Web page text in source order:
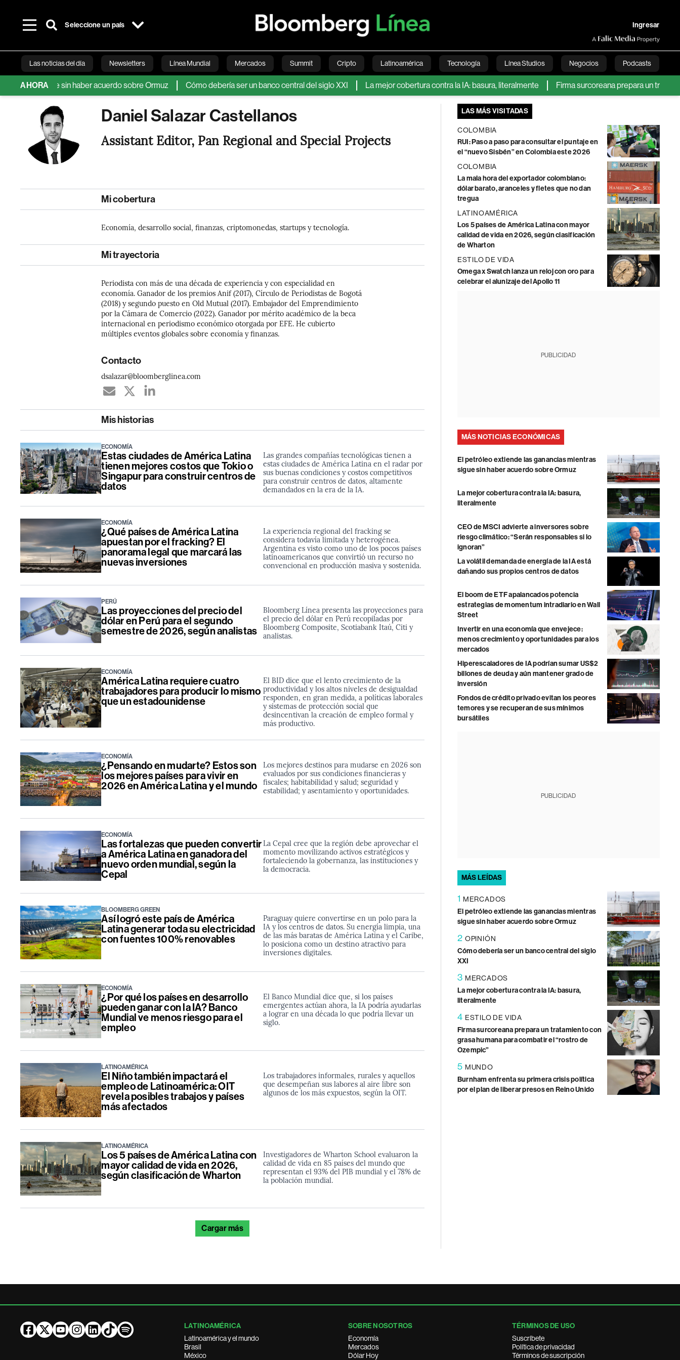
Seleccione un país Ingresar
Las noticias del día Newsletters Línea Mundial Mercados Summit Cripto Latinoamérica Tecnología Línea Studios Negocios Podcasts
Bloomberg Green Economía Estilo de vida Mundo Videos English
AHORA
sigue sin haber acuerdo sobre Ormuz Cómo debería ser un banco central del siglo XXI La mejor cobertura contra la IA: basura, literalmente Firma surcoreana prepara un tratamiento
Daniel Salazar Castellanos
Assistant Editor, Pan Regional and Special Projects
Mi cobertura
Economía, desarrollo social, finanzas, criptomonedas, startups y tecnología.
Mi trayectoria
Periodista con más de una década de experiencia y con especialidad en
economía. Ganador de los premios Anif (2017), Círculo de Periodistas de Bogotá
(2018) y segundo puesto en Old Mutual (2017). Embajador del Emprendimiento
por la Cámara de Comercio (2022). Ganador por mérito académico de la beca
internacional en periodismo económico otorgada por EFE. He cubierto
múltiples eventos globales sobre economía y finanzas.
Contacto
dsalazar@bloomberglinea.com
Mis historias
ECONOMÍA
Estas ciudades de América Latina
tienen mejores costos que Tokio o
Singapur para construir centros de
datos
Las grandes compañías tecnológicas tienen a
estas ciudades de América Latina en el radar por
sus buenas condiciones y costos competitivos
para construir centros de datos, altamente
demandados en la era de la IA.
ECONOMÍA
¿Qué países de América Latina
apuestan por el fracking? El
panorama legal que marcará las
nuevas inversiones
La experiencia regional del fracking se
considera todavía limitada y heterogénea.
Argentina es visto como uno de los pocos países
latinoamericanos que convirtió un recurso no
convencional en producción masiva y sostenida.
PERÚ
Las proyecciones del precio del
dólar en Perú para el segundo
semestre de 2026, según analistas
Bloomberg Línea presenta las proyecciones para
el precio del dólar en Perú recopiladas por
Bloomberg Composite, Scotiabank Itaú, Citi y
analistas.
ECONOMÍA
América Latina requiere cuatro
trabajadores para producir lo mismo
que un estadounidense
El BID dice que el lento crecimiento de la
productividad y los altos niveles de desigualdad
responden, en gran medida, a políticas laborales
y sistemas de protección social que
desincentivan la creación de empleo formal y
más productivo.
ECONOMÍA
¿Pensando en mudarte? Estos son
los mejores países para vivir en
2026 en América Latina y el mundo
Los mejores destinos para mudarse en 2026 son
evaluados por sus condiciones financieras y
fiscales; habitabilidad y salud; seguridad y
estabilidad; y asentamiento y oportunidades.
ECONOMÍA
Las fortalezas que pueden convertir
a América Latina en ganadora del
nuevo orden mundial, según la
Cepal
La Cepal cree que la región debe aprovechar el
momento movilizando activos estratégicos y
fortaleciendo la gobernanza, las instituciones y
la democracia.
BLOOMBERG GREEN
Así logró este país de América
Latina generar toda su electricidad
con fuentes 100% renovables
Paraguay quiere convertirse en un polo para la
IA y los centros de datos. Su energía limpia, una
de las más baratas de América Latina y el Caribe,
lo posiciona como un destino atractivo para
inversiones digitales.
ECONOMÍA
¿Por qué los países en desarrollo
pueden ganar con la IA? Banco
Mundial ve menos riesgo para el
empleo
El Banco Mundial dice que, si los países
emergentes actúan ahora, la IA podría ayudarlas
a lograr en una década lo que podría llevar un
siglo.
LATINOAMÉRICA
El Niño también impactará el
empleo de Latinoamérica: OIT
revela posibles trabajos y países
más afectados
Los trabajadores informales, rurales y aquellos
que desempeñan sus labores al aire libre son
algunos de los más expuestos, según la OIT.
LATINOAMÉRICA
Los 5 países de América Latina con
mayor calidad de vida en 2026,
según clasificación de Wharton
Investigadores de Wharton School evaluaron la
calidad de vida en 85 países del mundo que
representan el 93% del PIB mundial y el 78% de
la población mundial.
Cargar más
LAS MÁS VISITADAS
COLOMBIA
RUI: Paso a paso para consultar el puntaje en
el “nuevo Sisbén” en Colombia este 2026
COLOMBIA
La mala hora del exportador colombiano:
dólar barato, aranceles y fletes que no dan
tregua
LATINOAMÉRICA
Los 5 países de América Latina con mayor
calidad de vida en 2026, según clasificación
de Wharton
ESTILO DE VIDA
Omega x Swatch lanza un reloj con oro para
celebrar el alunizaje del Apollo 11
PUBLICIDAD
MÁS NOTICIAS ECONÓMICAS
El petróleo extiende las ganancias mientras
sigue sin haber acuerdo sobre Ormuz
La mejor cobertura contra la IA: basura,
literalmente
CEO de MSCI advierte a inversores sobre
riesgo climático: “Serán responsables si lo
ignoran”
La volátil demanda de energía de la IA está
dañando sus propios centros de datos
El boom de ETF apalancados potencia
estrategias de momentum intradiario en Wall
Street
Invertir en una economía que envejece:
menos crecimiento y oportunidades para los
mercados
Hiperescaladores de IA podrían sumar US$2
billones de deuda y aún mantener grado de
inversión
Fondos de crédito privado evitan los peores
temores y se recuperan de sus mínimos
bursátiles
PUBLICIDAD
MÁS LEÍDAS
1 MERCADOS
El petróleo extiende las ganancias mientras
sigue sin haber acuerdo sobre Ormuz
2 OPINIÓN
Cómo debería ser un banco central del siglo
XXI
3 MERCADOS
La mejor cobertura contra la IA: basura,
literalmente
4 ESTILO DE VIDA
Firma surcoreana prepara un tratamiento con
grasa humana para combatir el “rostro de
Ozempic”
5 MUNDO
Burnham enfrenta su primera crisis política
por el plan de liberar presos en Reino Unido
LATINOAMÉRICA
Latinoamérica y el mundo
Brasil
México
SOBRE NOSOTROS
Economía
Mercados
Dólar Hoy
TÉRMINOS DE USO
Suscríbete
Política de privacidad
Términos de suscripción